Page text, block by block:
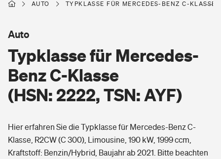
Berufsunfähigkeitsversicherung
Arbeitsrechtsschutz
Wohnen
Wohngebäudeversicherung
Hausratversicherung
Elementarversicherung
Pri­vate Haft­pflicht­
Gesundheit
AUTO TYPKLASSE FÜR MERCEDES-BENZ C-
Typklasse für Mercedes-
Benz C-Klasse
(HSN: 2222, TSN: AYF)
Auto
Hier erfahren Sie die Typklasse für Mercedes-Benz C-
Klasse, R2CW (C 300), Limousine, 190 kW, 1999 ccm,
Kraftstoff: Benzin/Hybrid, Baujahr ab 2021. Bitte beachten